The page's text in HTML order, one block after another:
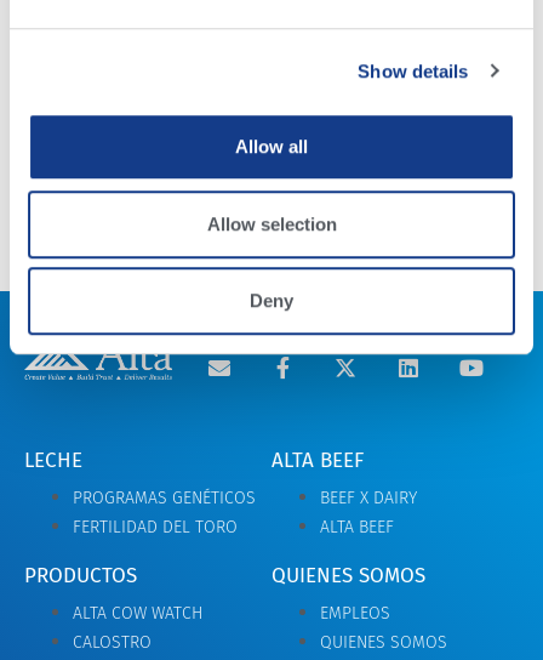
Show details
Allow all
Allow selection
Deny
Read More
LECHE
PROGRAMAS GENÉTICOS
FERTILIDAD DEL TORO
ALTA BEEF
BEEF X DAIRY
ALTA BEEF
PRODUCTOS
ALTA COW WATCH
CALOSTRO
QUIENES SOMOS
EMPLEOS
QUIENES SOMOS